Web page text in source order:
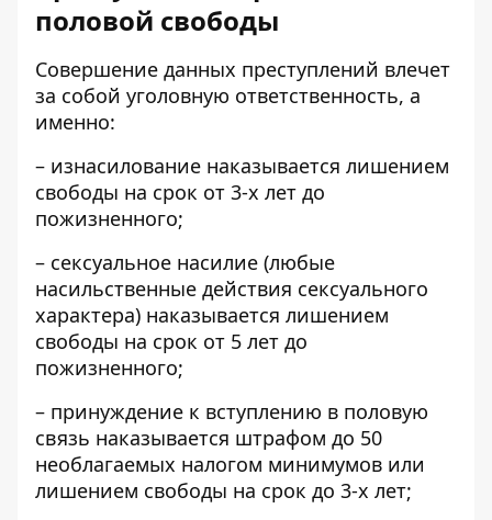
половой свободы
Совершение данных преступлений влечет
за собой уголовную ответственность, а
именно:
– изнасилование наказывается лишением
свободы на срок от 3-х лет до
пожизненного;
– сексуальное насилие (любые
насильственные действия сексуального
характера) наказывается лишением
свободы на срок от 5 лет до
пожизненного;
– принуждение к вступлению в половую
связь наказывается штрафом до 50
необлагаемых налогом минимумов или
лишением свободы на срок до 3-х лет;